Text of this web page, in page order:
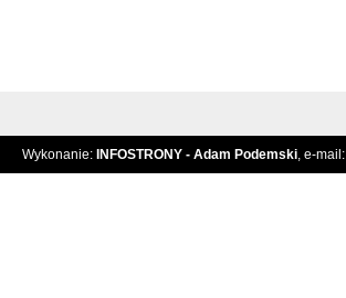
Wykonanie: INFOSTRONY - Adam Podemski, e-mail: